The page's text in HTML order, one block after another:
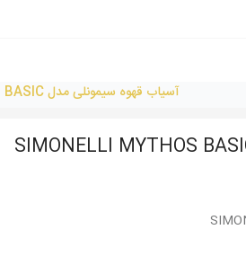
آسیاب قهوه سیمونلی مدل SIMONELLI MYTHOS BASIC